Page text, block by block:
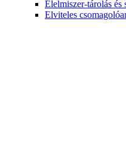
Élelmiszer-tárolás és
Elviteles